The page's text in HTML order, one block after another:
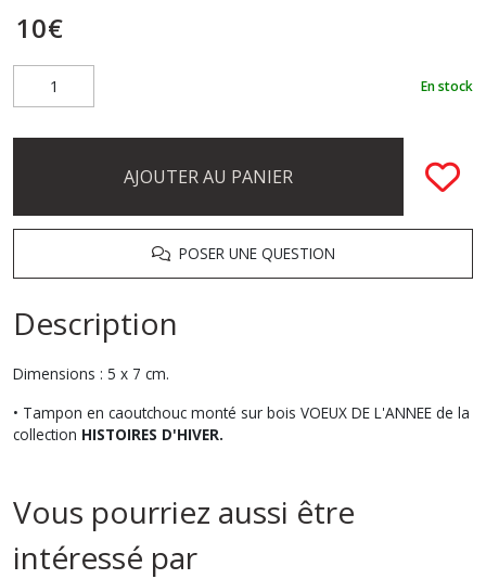
10€
En stock
AJOUTER AU PANIER
POSER UNE QUESTION
Description
Dimensions : 5 x 7 cm.
• Tampon en caoutchouc monté sur bois VOEUX DE L'ANNEE de la
collection HISTOIRES D'HIVER.
Vous pourriez aussi être
intéressé par